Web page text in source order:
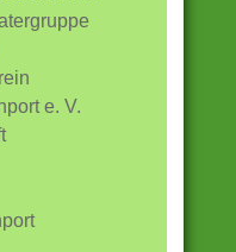
e. V.